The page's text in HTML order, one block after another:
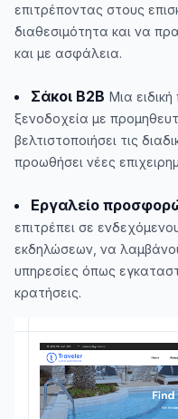
επιτρέποντας στους
διαθεσιμότητα και να
και με ασφάλεια.
Σάκοι B2B Μια
ξενοδοχεία με
βελτιστοποιήσει τις
προωθήσει νέες
Εργαλείο
επιτρέπει σε
εκδηλώσεων, να
υπηρεσίες όπως
κρατήσεις.